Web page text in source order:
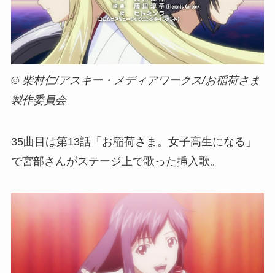
© 柴村仁/アスキー・メディアワークス/お稲荷さま
製作委員会
35曲目は第13話「お稲荷さま。女子高生になる」
で宮部さんがステージ上で歌った挿入歌。